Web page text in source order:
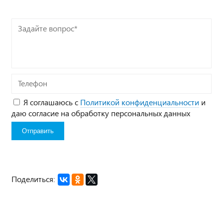
Задайте
Телефон
Я соглашаюсь с Политикой конфиденциальности и
даю согласие на обработку персональных данных
Поделиться: